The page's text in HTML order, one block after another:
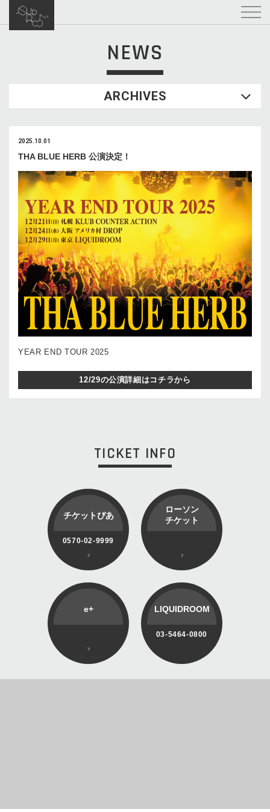
NEWS
ARCHIVES
2025.10.01
THA BLUE HERB 公演決定！
YEAR END TOUR 2025
12/29の公演詳細はコチラから
TICKET INFO
チケットぴあ
0570-02-9999
ローソン
チケット
e+ LIQUIDROOM
03-5464-0800